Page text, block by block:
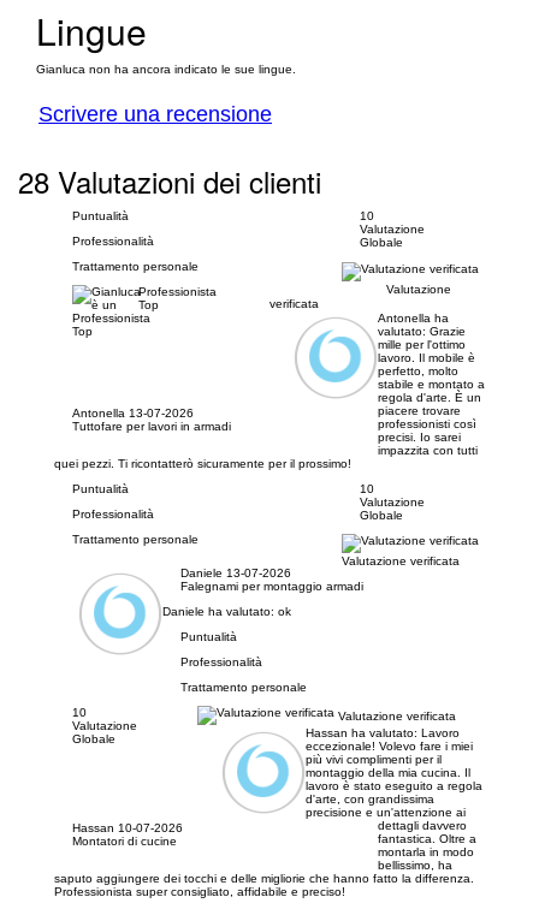
Lingue
Gianluca non ha ancora indicato le sue lingue.
Scrivere una recensione
28 Valutazioni dei clienti
Puntualità
Professionalità
Trattamento personale
10
Valutazione
Globale
Professionista
Top
Valutazione
verificata
Antonella 13-07-2026
Tuttofare per lavori in armadi
Antonella ha
valutato: Grazie
mille per l'ottimo
lavoro. Il mobile è
perfetto, molto
stabile e montato a
regola d'arte. È un
piacere trovare
professionisti così
precisi. Io sarei
impazzita con tutti
quei pezzi. Ti ricontatterò sicuramente per il prossimo!
Puntualità
Professionalità
Trattamento personale
10
Valutazione
Globale
Valutazione verificata
Daniele 13-07-2026
Falegnami per montaggio armadi
Daniele ha valutato: ok
Puntualità
Professionalità
Trattamento personale
10
Valutazione
Globale
Valutazione verificata
Hassan 10-07-2026
Montatori di cucine
Hassan ha valutato: Lavoro
eccezionale! Volevo fare i miei
più vivi complimenti per il
montaggio della mia cucina. Il
lavoro è stato eseguito a regola
d'arte, con grandissima
precisione e un'attenzione ai
dettagli davvero
fantastica. Oltre a
montarla in modo
bellissimo, ha
saputo aggiungere dei tocchi e delle migliorie che hanno fatto la differenza.
Professionista super consigliato, affidabile e preciso!